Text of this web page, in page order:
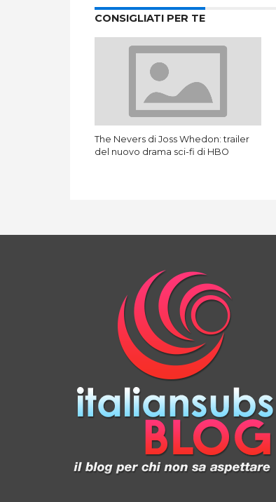
CONSIGLIATI PER TE
The Nevers di Joss Whedon: trailer
del nuovo drama sci-fi di HBO